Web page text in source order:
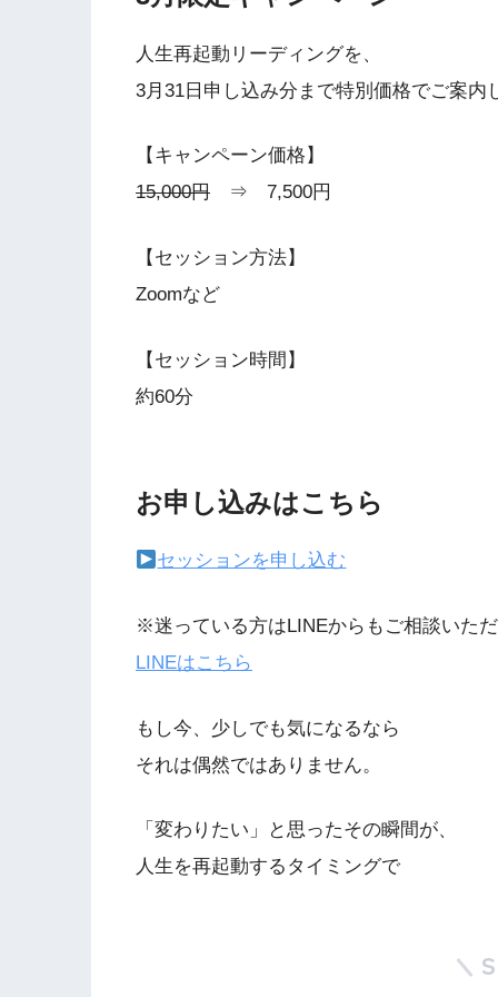
人生再起動リーディングを、
3月31日申し込み分まで特別価格でご案内
【キャンペーン価格】
15,000円 ⇒ 7,500円
【セッション方法】
Zoomなど
【セッション時間】
約60分
お申し込みはこちら
セッションを申し込む
※迷っている方はLINEからもご相談いた
LINEはこちら
もし今、少しでも気になるなら
それは偶然ではありません。
「変わりたい」と思ったその瞬間が、
人生を再起動するタイミングで